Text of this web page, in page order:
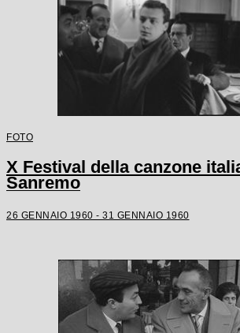
FOTO
X Festival della canzone
Sanremo
26 GENNAIO 1960 - 31 GENNAIO 1960